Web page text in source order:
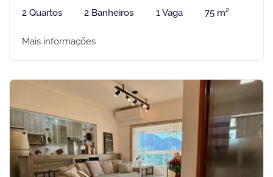
2 Quartos 2 Banheiros 1 Vaga 75 m²
Mais informações